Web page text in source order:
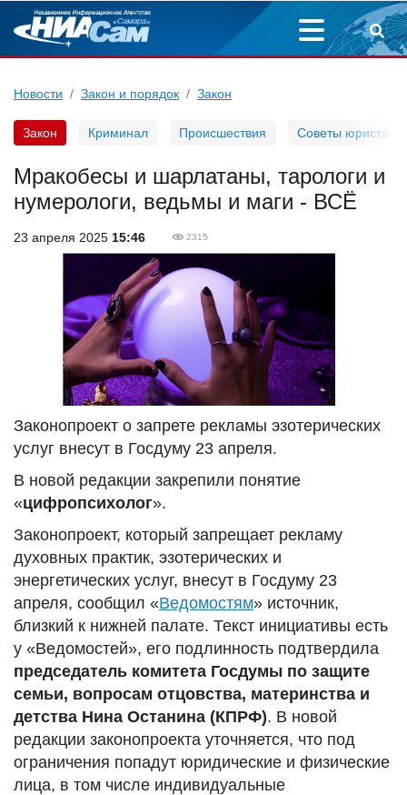
Новости Закон и порядок Закон
Закон Криминал Происшествия Советы юриста
Мракобесы и шарлатаны, тарологи и
нумерологи, ведьмы и маги - ВСЁ
23 апреля 2025 15:46 2315
Законопроект о запрете рекламы эзотерических
услуг внесут в Госдуму 23 апреля.
В новой редакции закрепили понятие
«цифропсихолог».
Законопроект, который запрещает рекламу
духовных практик, эзотерических и
энергетических услуг, внесут в Госдуму 23
апреля, сообщил «Ведомостям» источник,
близкий к нижней палате. Текст инициативы есть
у «Ведомостей», его подлинность подтвердила
председатель комитета Госдумы по защите
семьи, вопросам отцовства, материнства и
детства Нина Останина (КПРФ). В новой
редакции законопроекта уточняется, что под
ограничения попадут юридические и физические
лица, в том числе индивидуальные